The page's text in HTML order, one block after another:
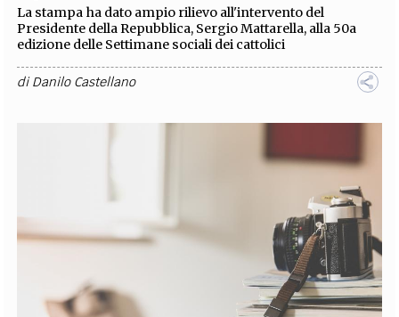
La stampa ha dato ampio rilievo all'intervento del
Presidente della Repubblica, Sergio Mattarella, alla 50a
edizione delle Settimane sociali dei cattolici
diDanilo Castellano